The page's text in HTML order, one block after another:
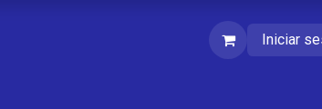
Iniciar